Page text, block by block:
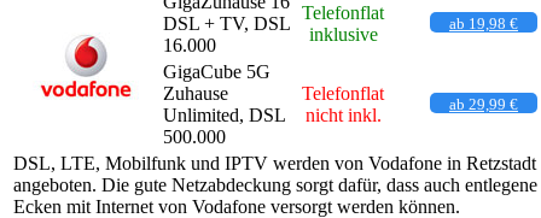
DSL + TV, DSL
16.000
Telefonflat
inklusive
ab 19,98 €
GigaCube 5G
Zuhause
Unlimited, DSL
500.000
Telefonflat
nicht inkl.
ab 29,99 €
DSL, LTE, Mobilfunk und IPTV werden von Vodafone in Retzstadt
angeboten. Die gute Netzabdeckung sorgt dafür, dass auch entlegene
Ecken mit Internet von Vodafone versorgt werden können.